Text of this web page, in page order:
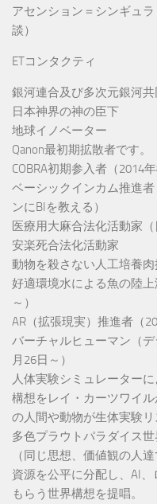
アセンション＝シンギュ
談）
ETコンタクティ
銀河連合及び多次元銀河
日本神界の神の臣下
地球イノベーター
Qanon最初期拡散者です。
COBRA初期参入者（2014年
ベーシックインカム推進
ンにBIを教える）
医療用大麻合法化活動家（
安楽死合法化活動家
動物を殺さない人工培養肉
好適環境水による魚の陸
～）
AR（拡張現実）推進者（
バーチャルヒューマン（
月26日～）
人体実験シミュレーター
構想をレイ・カーツワイ
の人間や動物が生体実験リ
多色プラウトパラダイス
（同じ思想、価値観の人
資源を公平に分配し、AI
もらう世界構想を提唱。